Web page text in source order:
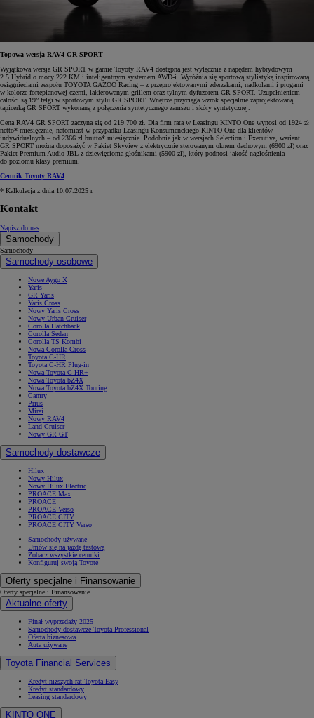
Topowa wersja RAV4 GR SPORT
Wyjątkowa wersja GR SPORT w gamie Toyoty RAV4 dostępna jest wyłącznie z napędem hybrydowym
2.5 Hybrid o mocy 222 KM i inteligentnym systemem AWD-i. Wyróżnia się sportową stylistyką inspirowaną
osiągnięciami zespołu TOYOTA GAZOO Racing – z przeprojektowanymi zderzakami, nadkolami i progami
w kolorze fortepianowej czerni, lakierowanym grillem oraz tylnym dyfuzorem GR SPORT. Uzupełnieniem
całości są 19” felgi w sportowym stylu GR SPORT. Wnętrze przyciąga wzrok specjalnie zaprojektowaną
tapicerką GR SPORT wykonaną z połączenia syntetycznego zamszu i skóry syntetycznej.
Cena RAV4 GR SPORT zaczyna się od 219 700 zł. Dla firm rata w Leasingu KINTO One wynosi od 1924 zł
netto* miesięcznie, natomiast w przypadku Leasingu Konsumenckiego KINTO One dla klientów
indywidualnych – od 2366 zł brutto* miesięcznie. Podobnie jak w wersjach Selection i Executive, wariant
GR SPORT można doposażyć w Pakiet Skyview z elektrycznie sterowanym oknem dachowym (6900 zł) oraz
Pakiet Premium Audio JBL z dziewięcioma głośnikami (5900 zł), który podnosi jakość nagłośnienia
do poziomu klasy premium.
Cennik Toyoty RAV4
* Kalkulacja z dnia 10.07.2025 r.
Kontakt
Napisz do nas
Samochody
Samochody
Samochody osobowe
Nowe Aygo X
Yaris
GR Yaris
Yaris Cross
Nowy Yaris Cross
Nowy Urban Cruiser
Corolla Hatchback
Corolla Sedan
Corolla TS Kombi
Nowa Corolla Cross
Toyota C-HR
Toyota C-HR Plug-in
Nowa Toyota C-HR+
Nowa Toyota bZ4X
Nowa Toyota bZ4X Touring
Camry
Prius
Mirai
Nowy RAV4
Land Cruiser
Nowy GR GT
Samochody dostawcze
Hilux
Nowy Hilux
Nowy Hilux Electric
PROACE Max
PROACE
PROACE Verso
PROACE CITY
PROACE CITY Verso
Samochody używane
Umów się na jazdę testową
Zobacz wszystkie cenniki
Konfiguruj swoją Toyotę
Oferty specjalne i Finansowanie
Oferty specjalne i Finansowanie
Aktualne oferty
Finał wyprzedaży 2025
Samochody dostawcze Toyota Professional
Oferta biznesowa
Auta używane
Toyota Financial Services
Kredyt niższych rat Toyota Easy
Kredyt standardowy
Leasing standardowy
KINTO ONE